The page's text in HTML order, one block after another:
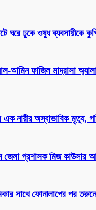
ঘরে ঢুকে ওষুধ ব্যবসায়ীকে
আমিন ফাজিল মাদ্রাসা
এক নারীর অস্বাভাবিক মৃত্যু,
জেলা প্রশাসক মিজ কাউসার
সাথে ফোনালাপের পর